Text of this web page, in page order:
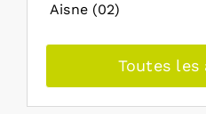
Aisne (02)
Toutes les